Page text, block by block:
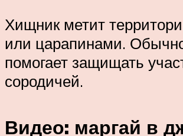
Хищник метит
или царапинами.
помогает защищать
сородичей.
Видео: маргай в